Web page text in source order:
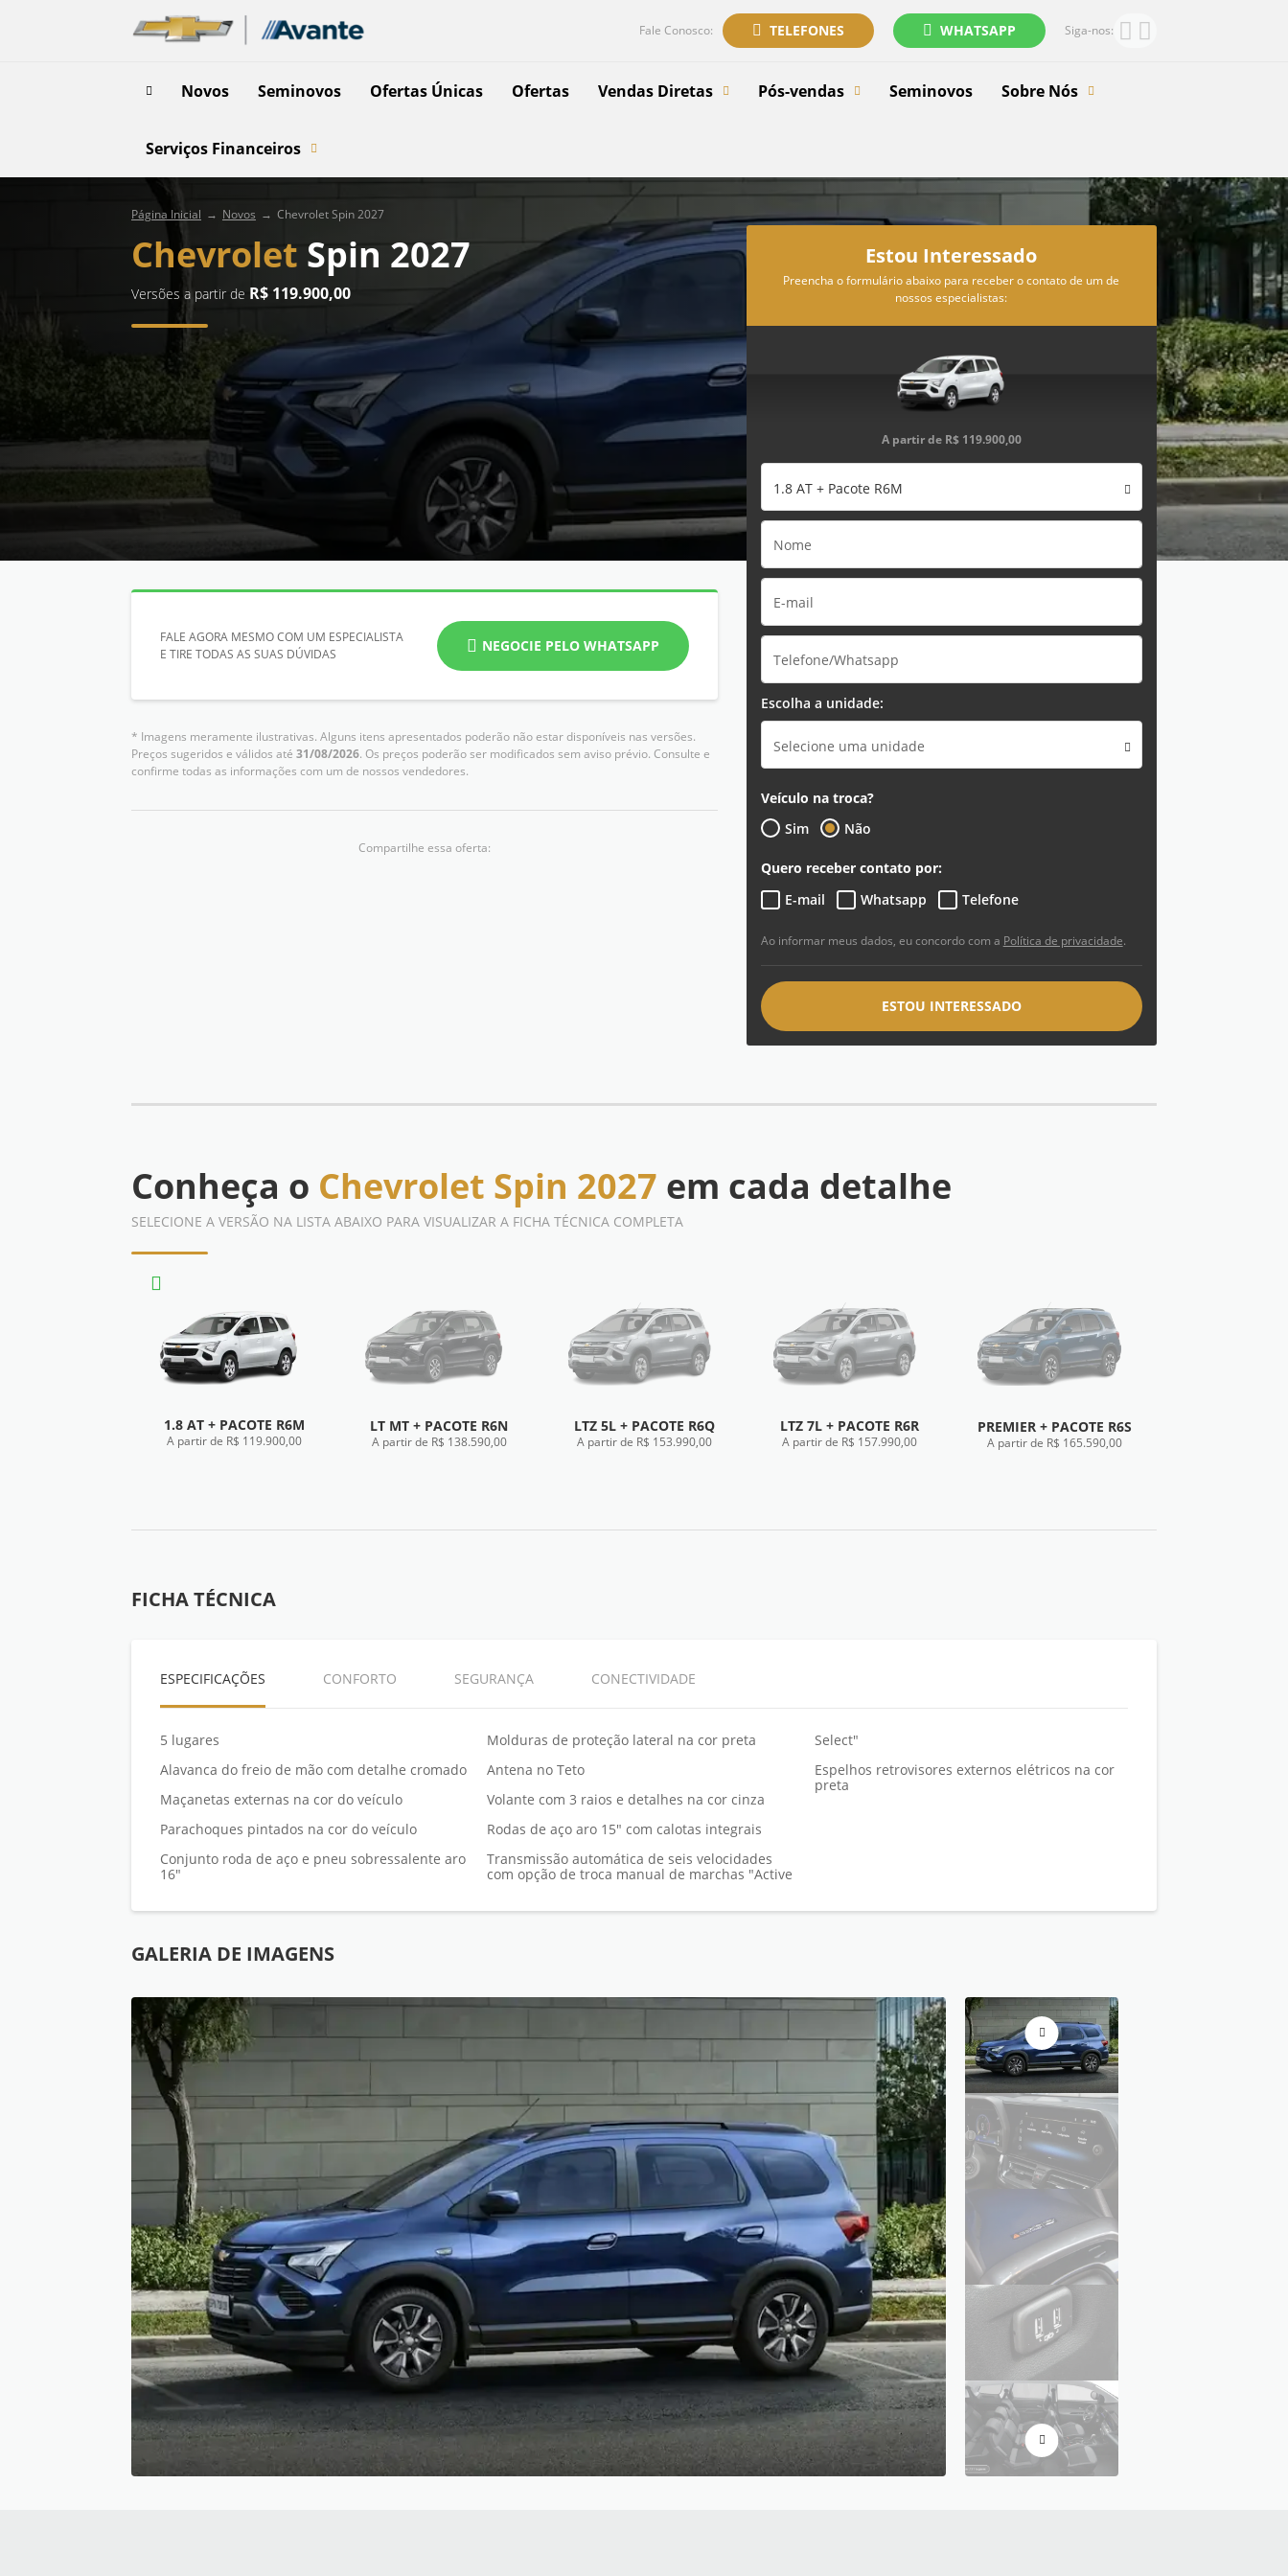
Fale Conosco: TELEFONES WHATSAPP Siga-nos:
Novos Seminovos Ofertas Únicas Ofertas Vendas Diretas Pós-vendas Seminovos Sobre Nós
Serviços Financeiros
Página Inicial Novos Chevrolet Spin 2027
Chevrolet Spin 2027
Versões a partir de R$ 119.900,00
FALE AGORA MESMO COM UM ESPECIALISTA
E TIRE TODAS AS SUAS DÚVIDAS
NEGOCIE PELO WHATSAPP
* Imagens meramente ilustrativas. Alguns itens apresentados poderão não estar disponíveis nas versões.
Preços sugeridos e válidos até 31/08/2026. Os preços poderão ser modificados sem aviso prévio. Consulte e
confirme todas as informações com um de nossos vendedores.
Compartilhe essa oferta:
Estou Interessado
Preencha o formulário abaixo para receber o contato de um de
nossos especialistas:
A partir de R$ 119.900,00
1.8 AT + Pacote R6M
Escolha a unidade:
Selecione uma unidade
Veículo na troca?
Sim
Não
Quero receber contato por:
E-mail
Whatsapp Telefone
Ao informar meus dados, eu concordo com a Política de privacidade.
ESTOU INTERESSADO
Conheça o Chevrolet Spin 2027 em cada detalhe
SELECIONE A VERSÃO NA LISTA ABAIXO PARA VISUALIZAR A FICHA TÉCNICA COMPLETA
1.8 AT + PACOTE R6M
A partir de R$ 119.900,00
LT MT + PACOTE R6N
A partir de R$ 138.590,00
LTZ 5L + PACOTE R6Q
A partir de R$ 153.990,00
LTZ 7L + PACOTE R6R
A partir de R$ 157.990,00
PREMIER + PACOTE R6S
A partir de R$ 165.590,00
FICHA TÉCNICA
ESPECIFICAÇÕES CONFORTO SEGURANÇA CONECTIVIDADE
5 lugares
Alavanca do freio de mão com detalhe cromado
Maçanetas externas na cor do veículo
Parachoques pintados na cor do veículo
Conjunto roda de aço e pneu sobressalente aro
16"
Molduras de proteção lateral na cor preta
Antena no Teto
Volante com 3 raios e detalhes na cor cinza
Rodas de aço aro 15" com calotas integrais
Transmissão automática de seis velocidades
com opção de troca manual de marchas "Active
Select"
Espelhos retrovisores externos elétricos na cor
preta
GALERIA DE IMAGENS